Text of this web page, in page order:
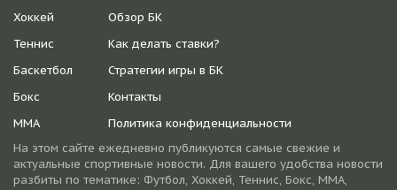
Хоккей
Теннис
Баскетбол
Бокс
ММА
Обзор БК
Как делать ставки?
Стратегии игры в БК
Контакты
Политика конфиденциальности
На этом сайте ежедневно публикуются самые свежие и
актуальные спортивные новости. Для вашего удобства новости
разбиты по тематике: Футбол, Хоккей, Теннис, Бокс, ММА,